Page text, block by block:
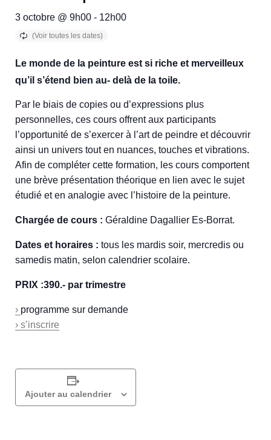
3 octobre @ 9h00 - 12h00
Le monde de la peinture est si riche et merveilleux
qu’il s’étend bien au- delà de la toile.
Par le biais de copies ou d’expressions plus
personnelles, ces cours offrent aux participants
l’opportunité de s’exercer à l’art de peindre et découvrir
ainsi un univers tout en nuances, touches et vibrations.
Afin de compléter cette formation, les cours comportent
une brève présentation théorique en lien avec le sujet
étudié et en analogie avec l’histoire de la peinture.
Chargée de cours : Géraldine Dagallier Es-Borrat.
Dates et horaires : tous les mardis soir, mercredis ou
samedis matin, selon calendrier scolaire.
PRIX :390.- par trimestre
› programme sur demande
› s’inscrire
Ajouter au calendrier